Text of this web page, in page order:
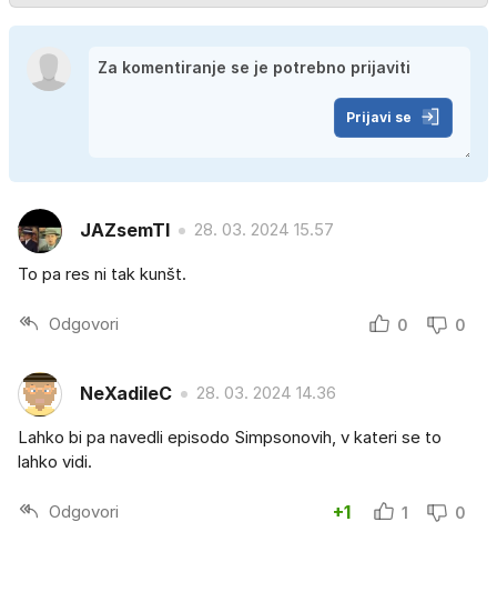
Prijavi se
JAZsemTI 28. 03. 2024 15.57
To pa res ni tak kunšt.
Odgovori 0 0
NeXadileC 28. 03. 2024 14.36
Lahko bi pa navedli episodo Simpsonovih, v kateri se to
lahko vidi.
Odgovori +1 1 0